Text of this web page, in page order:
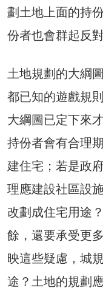
劃土地上面的持
份者也會群起反對
土地規劃的大綱
都已知的遊戲規
大綱圖已定下來
持份者會有合理
建住宅；若是政
理應建設社區設
改劃成住宅用途
餘，還要承受更
映這些疑慮，城
途？土地的規劃